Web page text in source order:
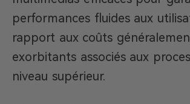
performances fluides aux
rapport aux coûts
exorbitants associés aux
niveau supérieur.